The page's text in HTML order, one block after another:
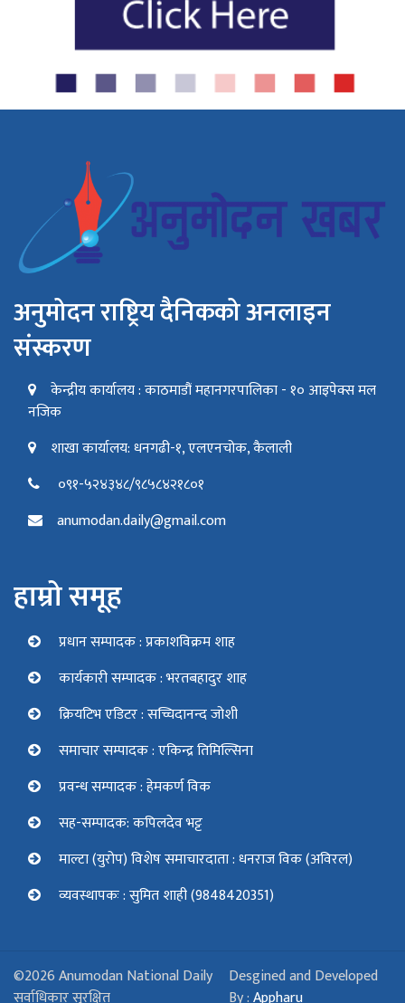
अनुमोदन राष्ट्रिय दैनिकको अनलाइन
संस्करण
केन्द्रीय कार्यालय : काठमाडौं महानगरपालिका - १० आइपेक्स मल
नजिक
शाखा कार्यालय: धनगढी-१, एलएनचोक, कैलाली
०९१-५२४३४८/९८५८४२१८०१
anumodan.daily@gmail.com
हाम्रो समूह
प्रधान सम्पादक : प्रकाशविक्रम शाह
कार्यकारी सम्पादक : भरतबहादुर शाह
क्रियटिभ एडिटर : सच्चिदानन्द जोशी
समाचार सम्पादक : एकिन्द्र तिमिल्सिना
प्रवन्ध सम्पादक : हेमकर्ण विक
सह-सम्पादक: कपिलदेव भट्ट
माल्टा (युरोप) विशेष समाचारदाता : धनराज विक (अविरल)
व्यवस्थापकः : सुमित शाही (9848420351)
©2026 Anumodan National Daily
Desgined and Developed